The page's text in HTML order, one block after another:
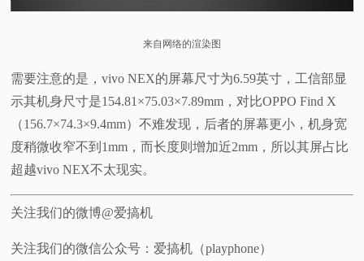
来自网络的渲染图
需要注意的是，vivo NEX的屏幕尺寸为6.59英寸，工信部显
示其机身尺寸是154.81×75.03×7.89mm，对比OPPO Find X
（156.7×74.3×9.4mm）不难发现，后者的屏幕更小，机身宽
度稍微收窄不到1mm，而长度则增加近2mm，所以其屏占比
超越vivo NEX不太现实。
关注我们的微博@爱搞机
关注我们的微信公众号：爱搞机（playphone）